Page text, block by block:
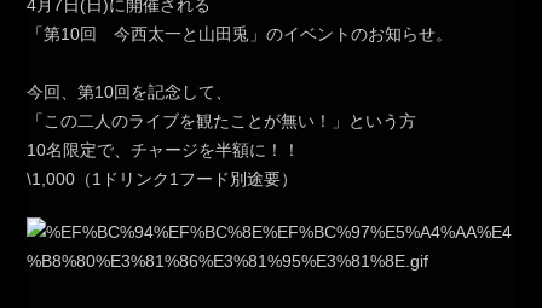
4月7日(日)に開催される
「第10回 今西太一と山田兎」のイベントのお知らせ。
今回、第10回を記念して、
「この二人のライブを観たことが無い！」という方
10名限定で、チャージを半額に！！
\1,000（1ドリンク1フード別途要）